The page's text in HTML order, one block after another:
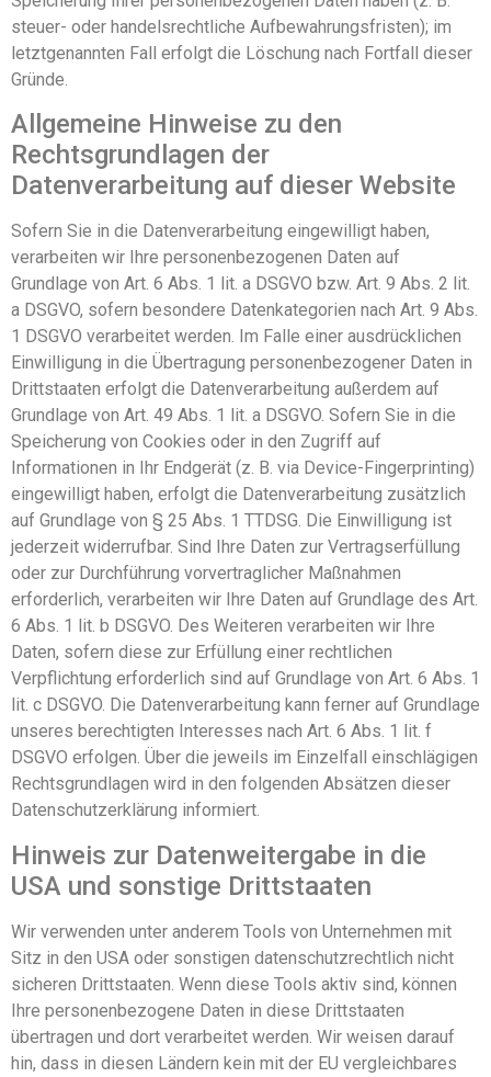
steuer- oder handelsrechtliche Aufbewahrungsfristen); im
letztgenannten Fall erfolgt die Löschung nach Fortfall dieser
Gründe.
Allgemeine Hinweise zu den
Rechtsgrundlagen der
Datenverarbeitung auf dieser Website
Sofern Sie in die Datenverarbeitung eingewilligt haben,
verarbeiten wir Ihre personenbezogenen Daten auf
Grundlage von Art. 6 Abs. 1 lit. a DSGVO bzw. Art. 9 Abs. 2 lit.
a DSGVO, sofern besondere Datenkategorien nach Art. 9 Abs.
1 DSGVO verarbeitet werden. Im Falle einer ausdrücklichen
Einwilligung in die Übertragung personenbezogener Daten in
Drittstaaten erfolgt die Datenverarbeitung außerdem auf
Grundlage von Art. 49 Abs. 1 lit. a DSGVO. Sofern Sie in die
Speicherung von Cookies oder in den Zugriff auf
Informationen in Ihr Endgerät (z. B. via Device-Fingerprinting)
eingewilligt haben, erfolgt die Datenverarbeitung zusätzlich
auf Grundlage von § 25 Abs. 1 TTDSG. Die Einwilligung ist
jederzeit widerrufbar. Sind Ihre Daten zur Vertragserfüllung
oder zur Durchführung vorvertraglicher Maßnahmen
erforderlich, verarbeiten wir Ihre Daten auf Grundlage des Art.
6 Abs. 1 lit. b DSGVO. Des Weiteren verarbeiten wir Ihre
Daten, sofern diese zur Erfüllung einer rechtlichen
Verpflichtung erforderlich sind auf Grundlage von Art. 6 Abs. 1
lit. c DSGVO. Die Datenverarbeitung kann ferner auf Grundlage
unseres berechtigten Interesses nach Art. 6 Abs. 1 lit. f
DSGVO erfolgen. Über die jeweils im Einzelfall einschlägigen
Rechtsgrundlagen wird in den folgenden Absätzen dieser
Datenschutzerklärung informiert.
Hinweis zur Datenweitergabe in die
USA und sonstige Drittstaaten
Wir verwenden unter anderem Tools von Unternehmen mit
Sitz in den USA oder sonstigen datenschutzrechtlich nicht
sicheren Drittstaaten. Wenn diese Tools aktiv sind, können
Ihre personenbezogene Daten in diese Drittstaaten
übertragen und dort verarbeitet werden. Wir weisen darauf
hin, dass in diesen Ländern kein mit der EU vergleichbares